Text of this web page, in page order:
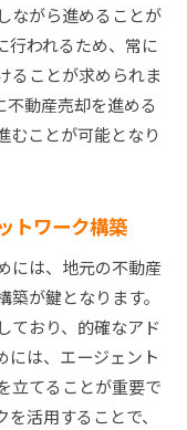
ながら進めることが
行われるため、常に
ることが求められま
不動産売却を進める
むことが可能となり
トワーク構築
には、地元の不動産
が鍵となります。
ており、的確なアド
には、エージェント
立てることが重要で
活用することで、